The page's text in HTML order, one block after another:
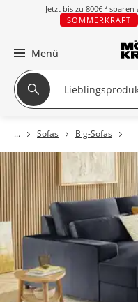
Jetzt bis zu 800€ ² sparen
SOMMERKRAFT
Menü
Sofas Big-Sofas